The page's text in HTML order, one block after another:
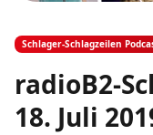
Schlager-Schlagzeilen
radioB2-
18. Juli